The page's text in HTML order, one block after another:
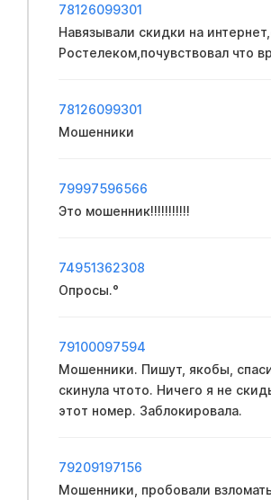
78126099301
Навязывали скидки на
Ростелеком,почувствовал что
78126099301
Мошенники
79997596566
Это мошенник!!!!!!!!!!!
74951362308
Опросы.°
79100097594
Мошенники. Пишут, якобы,
скинула чтото. Ничего я не
этот номер. Заблокировала.
79209197156
Мошенники, пpoбовали взлoмать Якобы